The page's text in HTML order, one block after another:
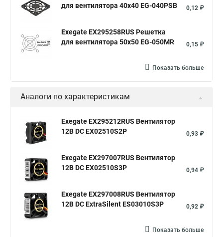
для вентилятора 40x40 EG-040PSB
0,12 ₽
Exegate EX295258RUS Решетка
для вентилятора 50х50 EG-050MR
0,15 ₽
Показать больше
Аналоги по характеристикам
Exegate EX295212RUS Вентилятор
12В DC EX02510S2P
0,93 ₽
Exegate EX297007RUS Вентилятор
12В DC EX02510S3P
0,94 ₽
Exegate EX297008RUS Вентилятор
12В DC ExtraSilent ES03010S3P
0,92 ₽
Показать больше